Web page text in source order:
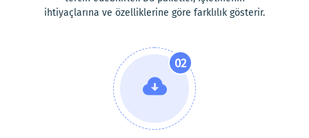
ihtiyaçlarına ve özelliklerine göre farklılık gösterir.
02